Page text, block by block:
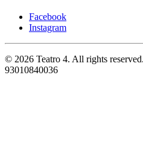
Facebook
Instagram
© 2026 Teatro 4. All rights
93010840036